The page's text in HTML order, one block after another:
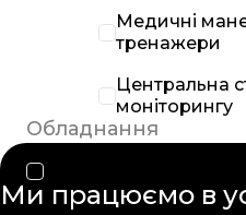
Медичні
тренажери
Центральна
моніторингу
Обладнання
Ми працюємо в